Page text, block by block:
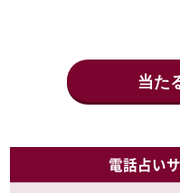
当た
電話占い